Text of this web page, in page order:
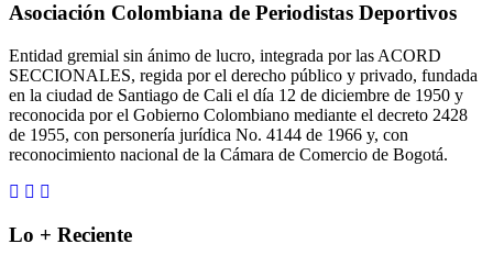
Asociación Colombiana de Periodistas Deportivos
Entidad gremial sin ánimo de lucro, integrada por las ACORD
SECCIONALES, regida por el derecho público y privado, fundada
en la ciudad de Santiago de Cali el día 12 de diciembre de 1950 y
reconocida por el Gobierno Colombiano mediante el decreto 2428
de 1955, con personería jurídica No. 4144 de 1966 y, con
reconocimiento nacional de la Cámara de Comercio de Bogotá.
Lo + Reciente